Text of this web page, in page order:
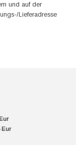
und auf der
Lieferadresse
Eur